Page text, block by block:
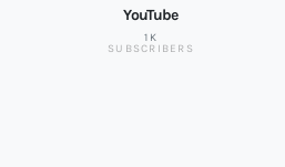
YouTube
1K
SUBSCRIBERS